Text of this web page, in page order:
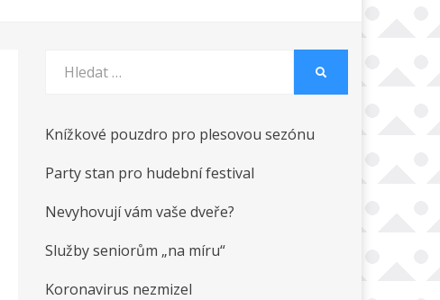
Knížkové pouzdro pro plesovou sezónu
Party stan pro hudební festival
Nevyhovují vám vaše dveře?
Služby seniorům „na míru“
Koronavirus nezmizel